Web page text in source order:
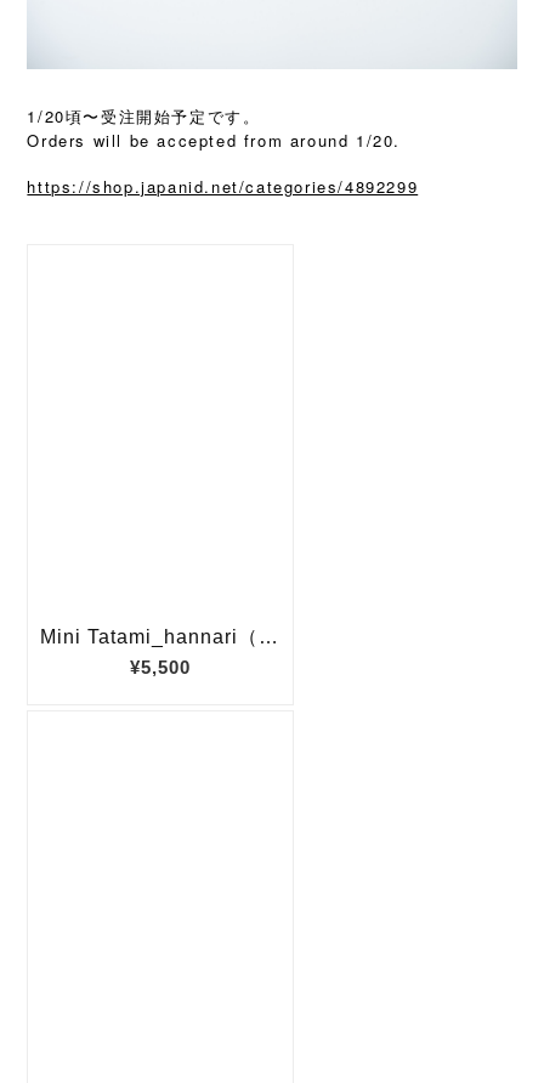
1/20頃〜受注開始予定です。
Orders will be accepted from around 1/20.
https://shop.japanid.net/categories/4892299